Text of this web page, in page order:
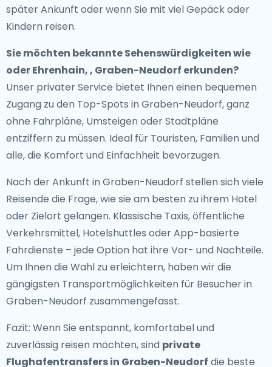
später Ankunft oder wenn Sie mit viel Gepäck oder
Kindern reisen.
Sie möchten bekannte Sehenswürdigkeiten wie
oder Ehrenhain, , Graben-Neudorf erkunden?
Unser privater Service bietet Ihnen einen bequemen
Zugang zu den Top-Spots in Graben-Neudorf, ganz
ohne Fahrpläne, Umsteigen oder Stadtpläne
entziffern zu müssen. Ideal für Touristen, Familien und
alle, die Komfort und Einfachheit bevorzugen.
Nach der Ankunft in Graben-Neudorf stellen sich viele
Reisende die Frage, wie sie am besten zu ihrem Hotel
oder Zielort gelangen. Klassische Taxis, öffentliche
Verkehrsmittel, Hotelshuttles oder App-basierte
Fahrdienste – jede Option hat ihre Vor- und Nachteile.
Um Ihnen die Wahl zu erleichtern, haben wir die
gängigsten Transportmöglichkeiten für Besucher in
Graben-Neudorf zusammengefasst.
Fazit: Wenn Sie entspannt, komfortabel und
zuverlässig reisen möchten, sind private
Flughafentransfers in Graben-Neudorf die beste